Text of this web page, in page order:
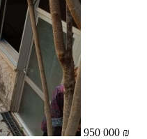
950 000 ₪